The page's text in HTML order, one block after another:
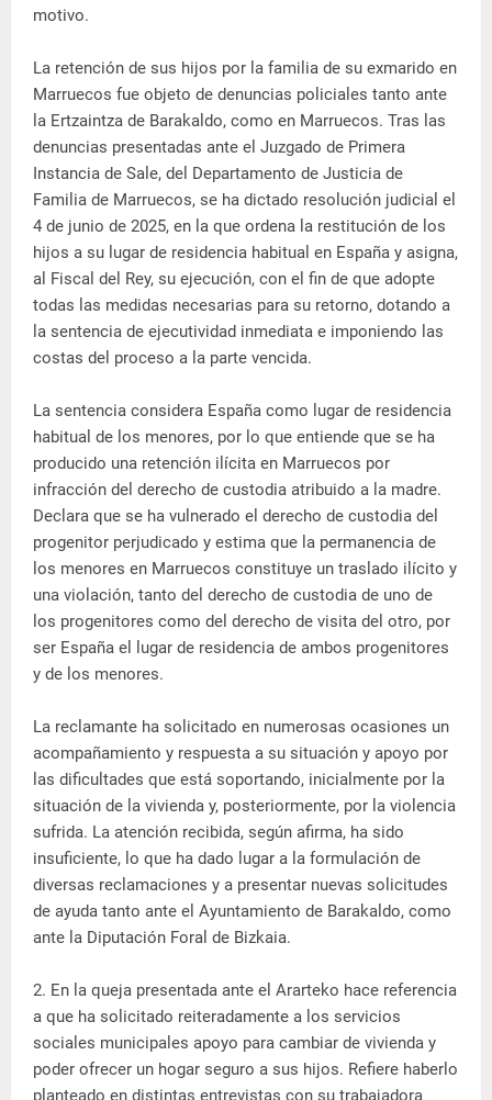
motivo.
La retención de sus hijos por la familia de su exmarido en
Marruecos fue objeto de denuncias policiales tanto ante
la Ertzaintza de Barakaldo, como en Marruecos. Tras las
denuncias presentadas ante el Juzgado de Primera
Instancia de Sale, del Departamento de Justicia de
Familia de Marruecos, se ha dictado resolución judicial el
4 de junio de 2025, en la que ordena la restitución de los
hijos a su lugar de residencia habitual en España y asigna,
al Fiscal del Rey, su ejecución, con el fin de que adopte
todas las medidas necesarias para su retorno, dotando a
la sentencia de ejecutividad inmediata e imponiendo las
costas del proceso a la parte vencida.
La sentencia considera España como lugar de residencia
habitual de los menores, por lo que entiende que se ha
producido una retención ilícita en Marruecos por
infracción del derecho de custodia atribuido a la madre.
Declara que se ha vulnerado el derecho de custodia del
progenitor perjudicado y estima que la permanencia de
los menores en Marruecos constituye un traslado ilícito y
una violación, tanto del derecho de custodia de uno de
los progenitores como del derecho de visita del otro, por
ser España el lugar de residencia de ambos progenitores
y de los menores.
La reclamante ha solicitado en numerosas ocasiones un
acompañamiento y respuesta a su situación y apoyo por
las dificultades que está soportando, inicialmente por la
situación de la vivienda y, posteriormente, por la violencia
sufrida. La atención recibida, según afirma, ha sido
insuficiente, lo que ha dado lugar a la formulación de
diversas reclamaciones y a presentar nuevas solicitudes
de ayuda tanto ante el Ayuntamiento de Barakaldo, como
ante la Diputación Foral de Bizkaia.
2. En la queja presentada ante el Ararteko hace referencia
a que ha solicitado reiteradamente a los servicios
sociales municipales apoyo para cambiar de vivienda y
poder ofrecer un hogar seguro a sus hijos. Refiere haberlo
planteado en distintas entrevistas con su trabajadora